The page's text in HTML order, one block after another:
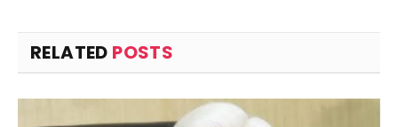
RELATED POSTS